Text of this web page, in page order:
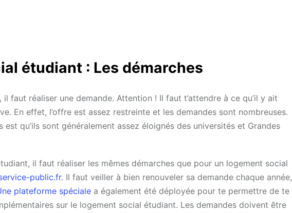
étudiant : Les démarches
faut réaliser une demande. Attention ! Il faut t’attendre à ce qu’il y ait
En effet, l’offre est assez restreinte et les demandes sont nombreuses.
qu’ils sont généralement assez éloignés des universités et Grandes
il faut réaliser les mêmes démarches que pour un logement social
public.fr. Il faut veiller à bien renouveler sa demande chaque année,
plateforme spéciale a également été déployée pour te permettre de te
sur le logement social étudiant. Les demandes doivent être